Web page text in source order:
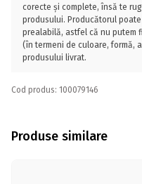
corecte și complete, însă te
produsului. Producătorul
prealabilă, astfel că nu putem
(în termeni de culoare, formă,
produsului livrat.
Cod produs: 100079146
Produse similare